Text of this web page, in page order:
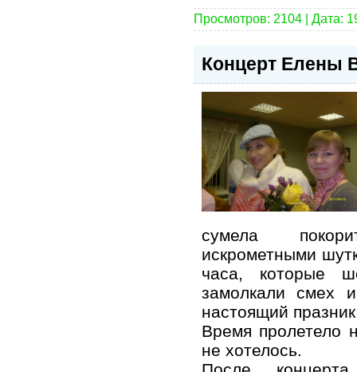
Просмотров: 2104 | Дата:
Концерт Елены
сумела
искрометными
часа, которые
замолкали смех
настоящий
Время пролетело
не хотелось.